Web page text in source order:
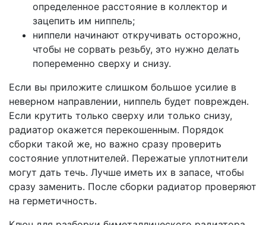
определенное расстояние в коллектор и
зацепить им ниппель;
ниппели начинают откручивать осторожно,
чтобы не сорвать резьбу, это нужно делать
попеременно сверху и снизу.
Если вы приложите слишком большое усилие в
неверном направлении, ниппель будет поврежден.
Если крутить только сверху или только снизу,
радиатор окажется перекошенным. Порядок
сборки такой же, но важно сразу проверить
состояние уплотнителей. Пережатые уплотнители
могут дать течь. Лучше иметь их в запасе, чтобы
сразу заменить. После сборки радиатор проверяют
на герметичность.